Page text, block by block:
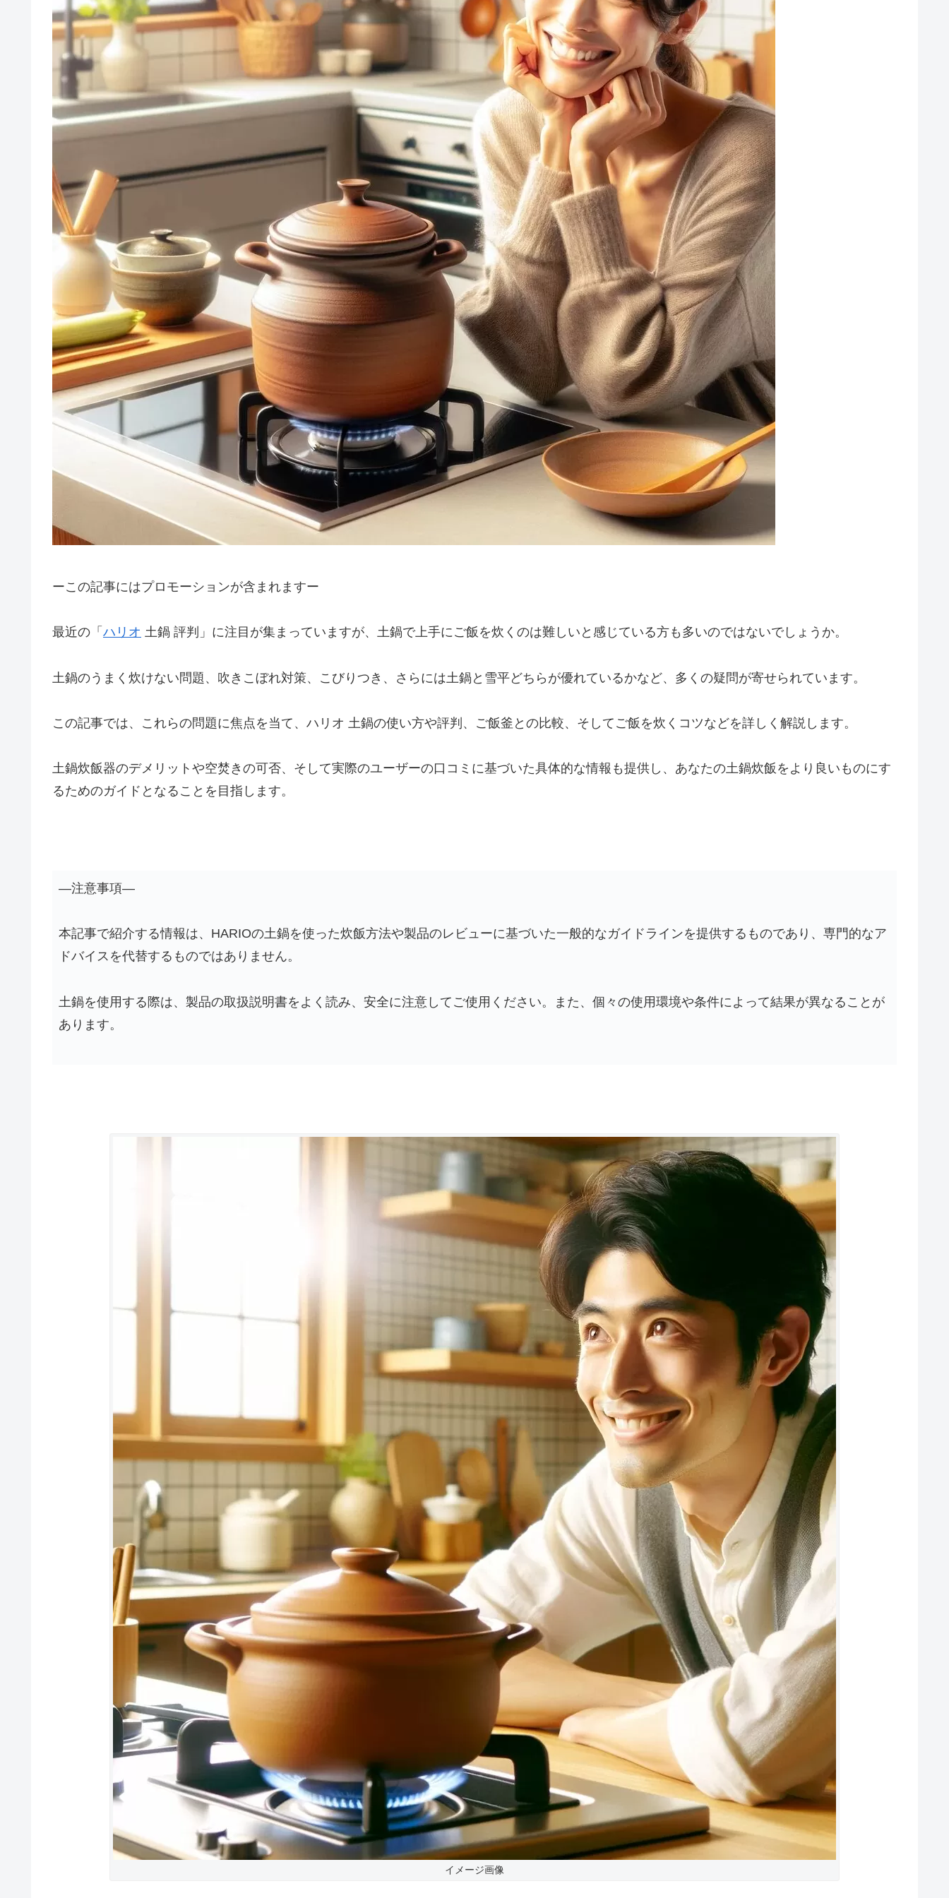
ーこの記事にはプロモーションが含まれますー
最近の「 ハリオ 土鍋 評判」に注目が集まっていますが、土鍋で上手にご飯を炊くのは難しいと感じている方も多いのではないでしょうか。
土鍋のうまく炊けない問題、吹きこぼれ対策、こびりつき、さらには土鍋と雪平どちらが優れているかなど、多くの疑問が寄せられています。
この記事では、これらの問題に焦点を当て、ハリオ 土鍋の使い方や評判、ご飯釜との比較、そしてご飯を炊くコツなどを詳しく解説します。
土鍋炊飯器のデメリットや空焚きの可否、そして実際のユーザーの口コミに基づいた具体的な情報も提供し、あなたの土鍋炊飯をより良いものにす
るためのガイドとなることを目指します。
―注意事項―
本記事で紹介する情報は、HARIOの土鍋を使った炊飯方法や製品のレビューに基づいた一般的なガイドラインを提供するものであり、専門的なア
ドバイスを代替するものではありません。
土鍋を使用する際は、製品の取扱説明書をよく読み、安全に注意してご使用ください。また、個々の使用環境や条件によって結果が異なることが
あります。
イメージ画像